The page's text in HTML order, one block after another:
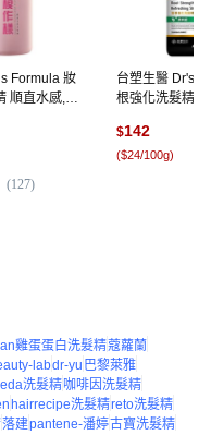
Formula 妝
順直水感,
(127)
台塑生醫 Dr's
根強化洗髮精
$142
($24/100g)
雞蛋蛋白洗髮精蔻蘿蘭
labdr-yu 巴黎萊雅
洗髮精咖啡因洗髮精
hairrecipe洗髮精reto洗髮精
落建pantene-潘婷古寶洗髮精